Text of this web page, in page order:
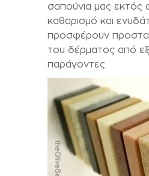
σαπούνια μας εκτός
καθαρισμό και
προσφέρουν
του δέρματος από
παράγοντες.